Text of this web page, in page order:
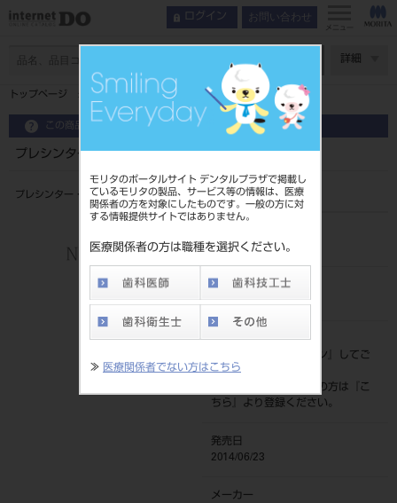
モリタのポータルサイト デンタルプラザで掲載し
ているモリタの製品、サービス等の情報は、医療
関係者の方を対象にしたものです。一般の方に対
する情報提供サイトではありません。
医療関係者の方は職種を選択ください。
≫ 医療関係者でない方はこちら
ログイン お問い合わせ
メニュー
詳細
トップページ プレシンター・ジルコンポリッシャー Ｚ３ １入
この商品に関するお問い合わせ
プレシンター・ジルコンポリッシャー Ｚ３ １入
プレシンター・ジルコンポリッシャー Z3
206710680
JAN/EANコード
標準価格
ログイン
』してご
覧ください。
ネット会員登録がまだの方は『
こ
ちら
』より登録ください。
発売日
2014/06/23
メーカー